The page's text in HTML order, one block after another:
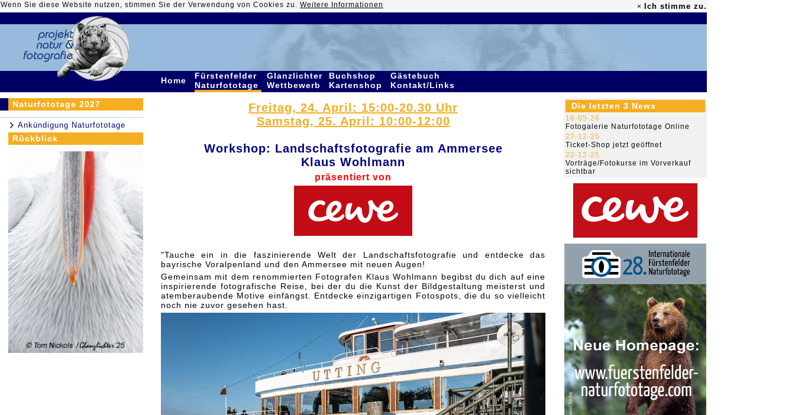
Wenn Sie diese Website nutzen, stimmen Sie der Verwendung von Cookies zu. Weitere Informationen × Ich stimme zu.
Home
Fürstenfelder
Naturfototage
Glanzlichter
Wettbewerb
Buchshop
Kartenshop
Gästebuch
Kontakt/Links
Naturfototage 2027
Ankündigung Naturfototage
Rückblick
Freitag, 24. April: 15:00-20.30 Uhr
Samstag, 25. April: 10:00-12:00
Workshop: Landschaftsfotografie am Ammersee
Klaus Wohlmann
präsentiert von
"Tauche ein in die faszinierende Welt der Landschaftsfotografie und entdecke das
bayrische Voralpenland und den Ammersee mit neuen Augen!
Gemeinsam mit dem renommierten Fotografen Klaus Wohlmann begibst du dich auf eine
inspirierende fotografische Reise, bei der du die Kunst der Bildgestaltung meisterst und
atemberaubende Motive einfängst. Entdecke einzigartigen Fotospots, die du so vielleicht
noch nie zuvor gesehen hast.
Die letzten 3 News
16-05-26
Fotogalerie Naturfototage Online
27-12-25
Ticket-Shop jetzt geöffnet
22-12-25
Vorträge/Fotokurse im Vorverkauf
sichtbar